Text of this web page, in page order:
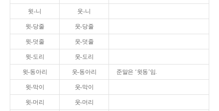
윗-니 웃-니
윗-당줄 웃-당줄
윗-덧줄 웃-덧줄
윗-도리 웃-도리
윗-동아리 웃-동아리 준말은 ‘윗동’임.
윗-막이 웃-막이
윗-머리 웃-머리